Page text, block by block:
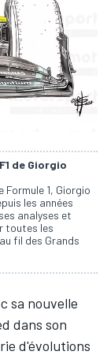
de Giorgio
1, Giorgio
les années
analyses et
toutes les
fil des Grands
sa nouvelle
dans son
d'évolutions